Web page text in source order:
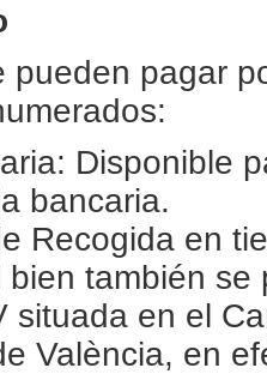
pueden pagar
Disponible
bancaria.
Recogida en
bien también
situada en el
València, en